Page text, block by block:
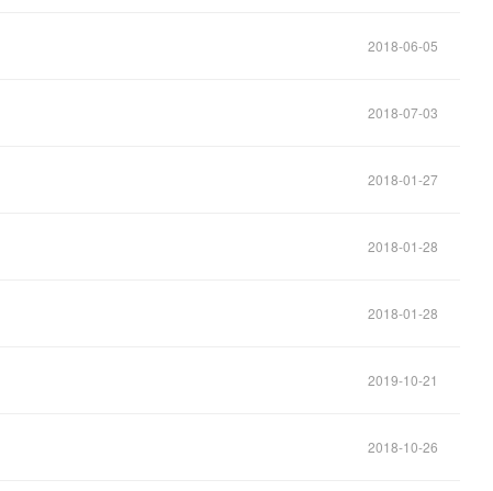
2018-06-05
2018-07-03
2018-01-27
2018-01-28
2018-01-28
2019-10-21
2018-10-26